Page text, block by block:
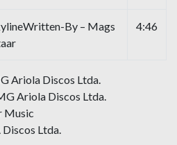
By – Mags
4:46
Ariola Discos Ltda.
Ariola Discos Ltda.
Music
Ltda.